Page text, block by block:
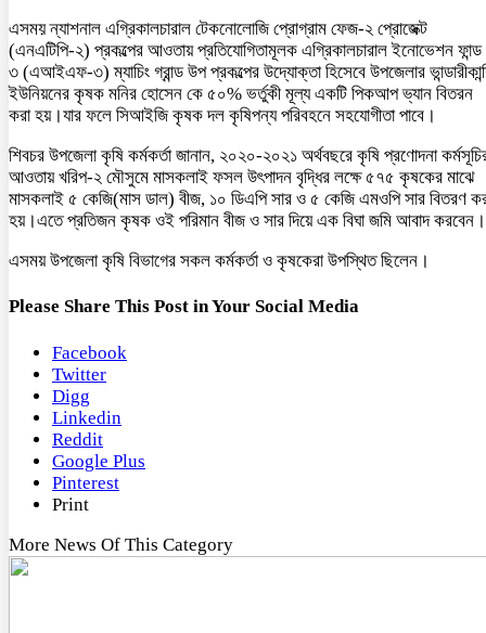
এসময় ন্যাশনাল এগ্রিকালচারাল টেকনোলোজি প্রোগ্রাম ফেজ-২ প্রোজেক্ট
(এনএটিপি-২) প্রকল্পের আওতায় প্রতিযোগিতামূলক এগ্রিকালচারাল ইনোভেশন ফান্ড
৩ (এআইএফ-৩) ম্যাচিং গ্রান্ড উপ প্রকল্পের উদ্যোক্তা হিসেবে উপজেলার
ইউনিয়নের কৃষক মনির হোসেন কে ৫০% ভর্তুকী মূল্য একটি পিকআপ ভ্যান বিতরন
করা হয়।যার ফলে সিআইজি কৃষক দল কৃষিপন্য পরিবহনে সহযোগীতা পাবে।
শিবচর উপজেলা কৃষি কর্মকর্তা জানান, ২০২০-২০২১ অর্থবছরে কৃষি প্রণোদনা
আওতায় খরিপ-২ মৌসুমে মাসকলাই ফসল উৎপাদন বৃদ্ধির লক্ষে ৫৭৫ কৃষকের মাঝে
মাসকলাই ৫ কেজি(মাস ডাল) বীজ, ১০ ডিএপি সার ও ৫ কেজি এমওপি সার বিতরণ
হয়।এতে প্রতিজন কৃষক ওই পরিমান বীজ ও সার দিয়ে এক বিঘা জমি আবাদ করবেন।
এসময় উপজেলা কৃষি বিভাগের সকল কর্মকর্তা ও কৃষকেরা উপস্থিত ছিলেন।
Please Share This Post in Your Social Media
Facebook
Twitter
Digg
Linkedin
Reddit
Google Plus
Pinterest
Print
More News Of This Category